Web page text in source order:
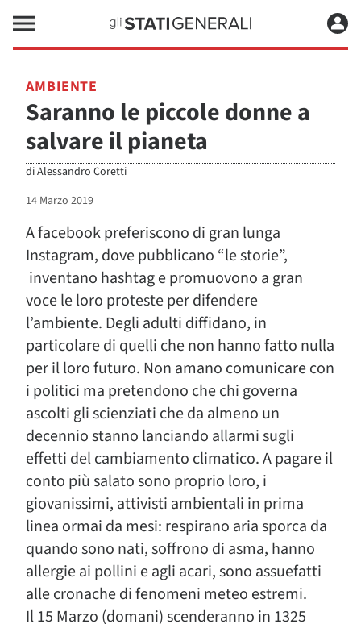
AMBIENTE
Saranno le piccole donne a
salvare il pianeta
diAlessandro Coretti
14 Marzo 2019
A facebook preferiscono di gran lunga
Instagram, dove pubblicano “le storie”,
inventano hashtag e promuovono a gran
voce le loro proteste per difendere
l’ambiente. Degli adulti diffidano, in
particolare di quelli che non hanno fatto nulla
per il loro futuro. Non amano comunicare con
i politici ma pretendono che chi governa
ascolti gli scienziati che da almeno un
decennio stanno lanciando allarmi sugli
effetti del cambiamento climatico. A pagare il
conto più salato sono proprio loro, i
giovanissimi, attivisti ambientali in prima
linea ormai da mesi: respirano aria sporca da
quando sono nati, soffrono di asma, hanno
allergie ai pollini e agli acari, sono assuefatti
alle cronache di fenomeni meteo estremi.
Il 15 Marzo (domani) scenderanno in 1325